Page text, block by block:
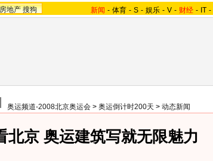
地产 搜狗 新闻 - 体育 - S - 娱乐 - V - 财经 - IT -
奥运频道-2008北京奥运会 > 奥运倒计时200天 > 动态新闻
北京 奥运建筑写就无限魅力